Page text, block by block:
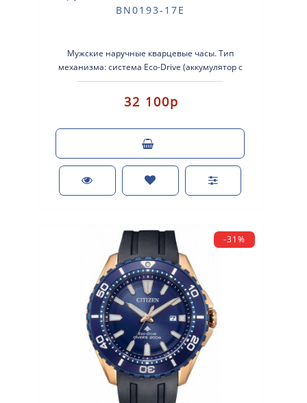
BN0193-17E
Мужские наручные кварцевые часы. Тип
механизма: система Eco-Drive (аккумулятор с
питанием от световой энергии). Корп..
32 100р
-31%